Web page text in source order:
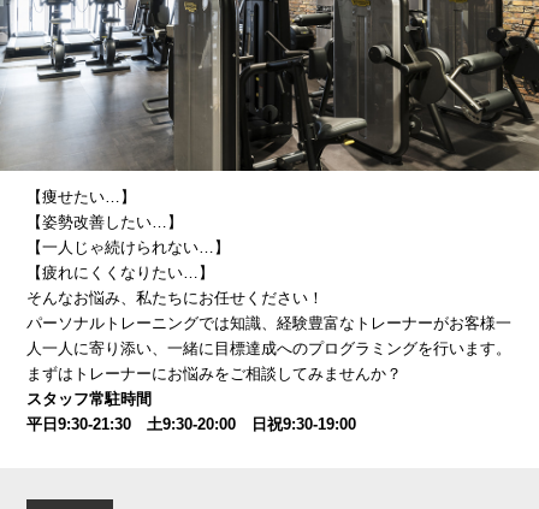
【痩せたい…】
【姿勢改善したい…】
【一人じゃ続けられない…】
【疲れにくくなりたい…】
そんなお悩み、私たちにお任せください！
パーソナルトレーニングでは知識、経験豊富なトレーナーがお客様一
人一人に寄り添い、一緒に目標達成へのプログラミングを行います。
まずはトレーナーにお悩みをご相談してみませんか？
スタッフ常駐時間
平日9:30-21:30 土9:30-20:00 日祝9:30-19:00